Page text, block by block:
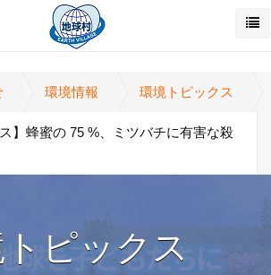
環境情報 環境トピックス
】蜂蜜の 75 %、ミツバチに有害な殺
ピックス